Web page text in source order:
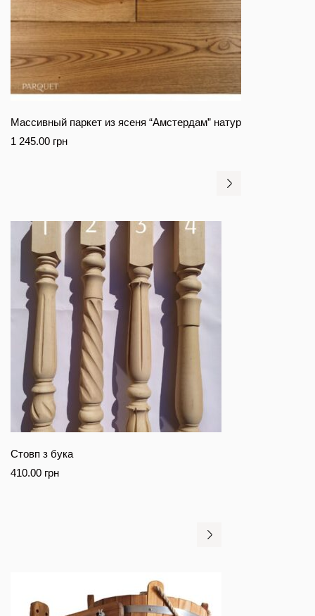
Массивный паркет из ясеня “Амстердам” натур
1 245.00 грн
Стовп з бука
410.00 грн